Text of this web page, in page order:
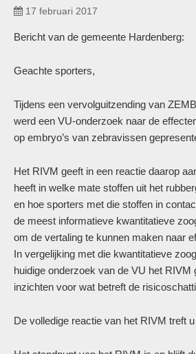
17 februari 2017
Bericht van de gemeente Hardenberg:
Geachte sporters,
Tijdens een vervolguitzending van
werd een VU-onderzoek naar de
op embryo’s van zebravissen
Het RIVM geeft in een reactie daarop
heeft in welke mate stoffen uit het
en hoe sporters met die stoffen in
de meest informatieve kwantitatieve
om de vertaling te kunnen maken naar
In vergelijking met die kwantitatieve
huidige onderzoek van de VU het RIVM
inzichten voor wat betreft de
De volledige reactie van het RIVM treft